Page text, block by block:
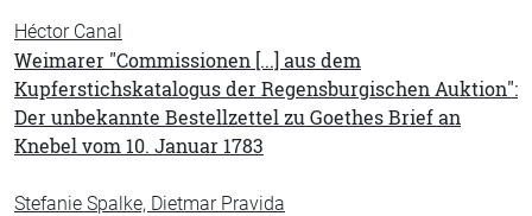
Héctor Canal
Weimarer "Commissionen [...] aus dem
Kupferstichskatalogus der Regensburgischen Auktion":
Der unbekannte Bestellzettel zu Goethes Brief an
Knebel vom 10. Januar 1783
Stefanie Spalke, Dietmar Pravida